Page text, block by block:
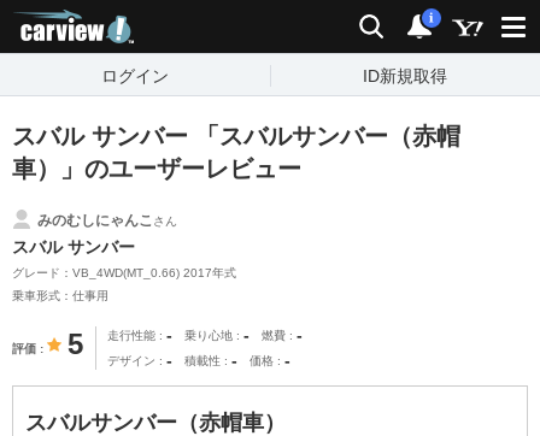
検索 通知
i
ログイン ID新規取得
スバル サンバー 「スバルサンバー（赤帽
車）」のユーザーレビュー
みのむしにゃんこ さん
スバル サンバー
グレード：VB_4WD(MT_0.66) 2017年式
乗車形式：仕事用
評価 5 走行性能 - 乗り心地 - 燃費 -
デザイン - 積載性 - 価格 -
スバルサンバー（赤帽車）